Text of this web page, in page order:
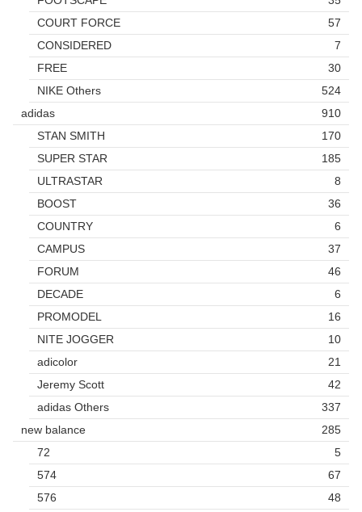
COURT FORCE
57
CONSIDERED
7
FREE
30
NIKE Others
524
adidas
910
STAN SMITH
170
SUPER STAR
185
ULTRASTAR
8
BOOST
36
COUNTRY
6
CAMPUS
37
FORUM
46
DECADE
6
PROMODEL
16
NITE JOGGER
10
adicolor
21
Jeremy Scott
42
adidas Others
337
new balance
285
72
5
574
67
576
48